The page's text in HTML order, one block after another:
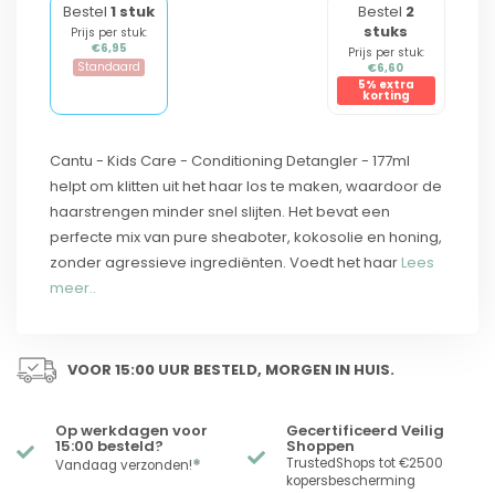
Bestel 1 stuk
Prijs per stuk:
€6,95
Standaard
Bestel 2
stuks
Prijs per stuk:
€6,60
5% extra
korting
Cantu - Kids Care - Conditioning Detangler - 177ml
helpt om klitten uit het haar los te maken, waardoor de
haarstrengen minder snel slijten. Het bevat een
perfecte mix van pure sheaboter, kokosolie en honing,
zonder agressieve ingrediënten. Voedt het haar Lees
meer..
VOOR 15:00 UUR BESTELD, MORGEN IN HUIS.
Op werkdagen voor
15:00 besteld?
Vandaag verzonden!*
Gecertificeerd Veilig
Shoppen
TrustedShops tot €2500
kopersbescherming